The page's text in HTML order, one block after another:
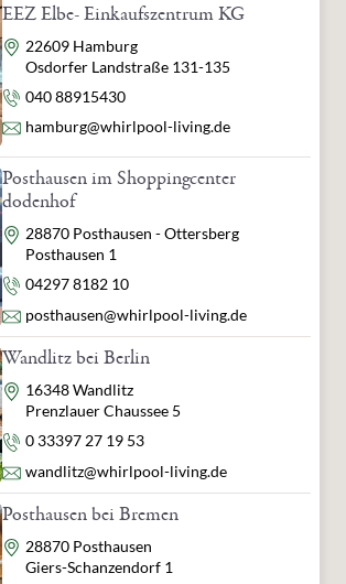
EEZ Elbe- Einkaufszentrum KG
Adresse
22609 Hamburg
Osdorfer Landstraße 131-135
Telefon
040 88915430
E-Mail
hamburg@whirlpool-living.de
Posthausen im Shoppingcenter
dodenhof
Adresse
28870 Posthausen - Ottersberg
Posthausen 1
Telefon
04297 8182 10
E-Mail
posthausen@whirlpool-living.de
Wandlitz bei Berlin
Adresse
16348 Wandlitz
Prenzlauer Chaussee 5
Telefon
0 33397 27 19 53
E-Mail
wandlitz@whirlpool-living.de
Posthausen bei Bremen
Adresse
28870 Posthausen
Giers-Schanzendorf 1